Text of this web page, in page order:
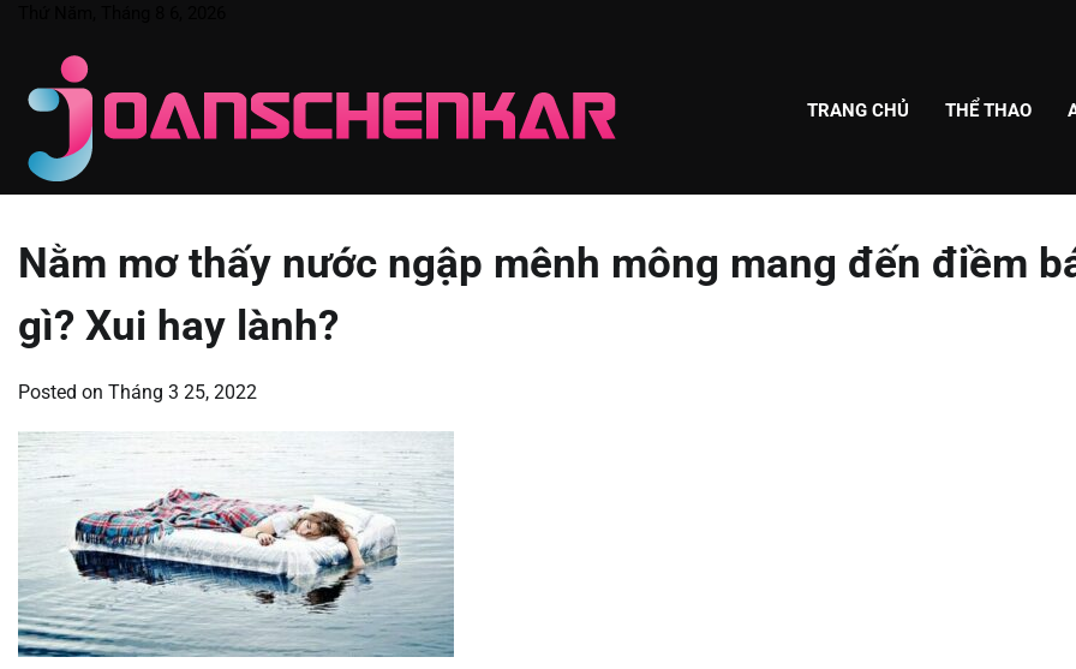
content
TRANG CHỦ THỂ THAO
Nằm mơ thấy nước ngập mênh mông mang đến điềm
gì? Xui hay lành?
Posted on Tháng 3 25, 2022